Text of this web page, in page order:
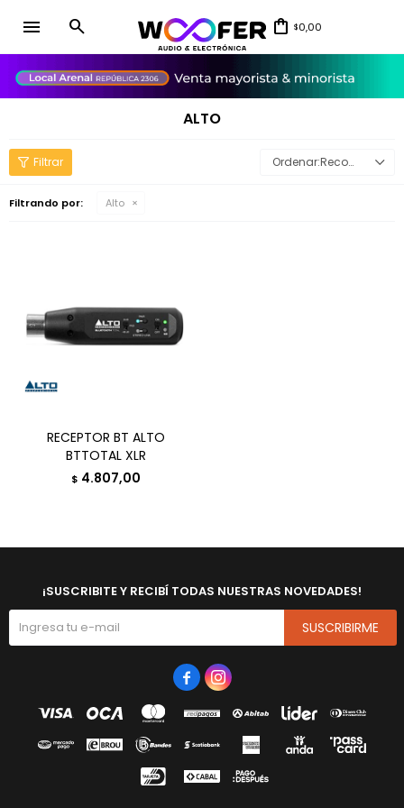
menu $0,00
ALTO
Recomendados
Filtrando por: Alto
RECEPTOR BT ALTO
BTTOTAL XLR
$ 4.807,00
¡SUSCRIBITE Y RECIBÍ TODAS NUESTRAS NOVEDADES!
SUSCRIBIRME
 
close